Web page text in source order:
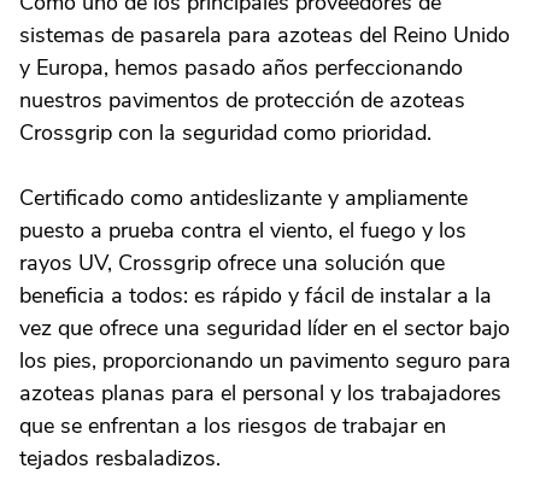
sistemas de pasarela para azoteas del Reino Unido
y Europa, hemos pasado años perfeccionando
nuestros pavimentos de protección de azoteas
Crossgrip con la seguridad como prioridad.
Certificado como antideslizante y ampliamente
puesto a prueba contra el viento, el fuego y los
rayos UV, Crossgrip ofrece una solución que
beneficia a todos: es rápido y fácil de instalar a la
vez que ofrece una seguridad líder en el sector bajo
los pies, proporcionando un pavimento seguro para
azoteas planas para el personal y los trabajadores
que se enfrentan a los riesgos de trabajar en
tejados resbaladizos.